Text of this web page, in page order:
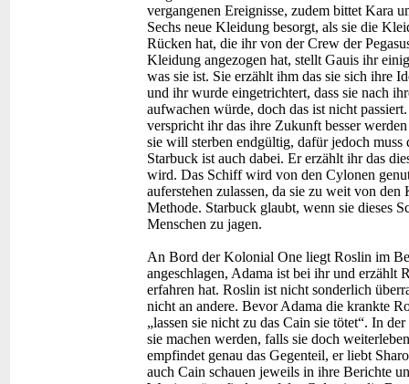
vergangenen Ereignisse, zudem bittet Kara
Sechs neue Kleidung besorgt, als sie die
Rücken hat, die ihr von der Crew der
Kleidung angezogen hat, stellt Gauis ihr
was sie ist. Sie erzählt ihm das sie sich ihre
und ihr wurde eingetrichtert, dass sie nach
aufwachen würde, doch das ist nicht
verspricht ihr das ihre Zukunft besser
sie will sterben endgültig, dafür jedoch
Starbuck ist auch dabei. Er erzählt ihr das
wird. Das Schiff wird von den Cylonen
auferstehen zulassen, da sie zu weit von
Methode. Starbuck glaubt, wenn sie dieses
Menschen zu jagen.
An Bord der Kolonial One liegt Roslin im
angeschlagen, Adama ist bei ihr und erzählt
erfahren hat. Roslin ist nicht sonderlich
nicht an andere. Bevor Adama die krankte
„lassen sie nicht zu das Cain sie tötet“. In
sie machen werden, falls sie doch
empfindet genau das Gegenteil, er liebt
auch Cain schauen jeweils in ihre Berichte